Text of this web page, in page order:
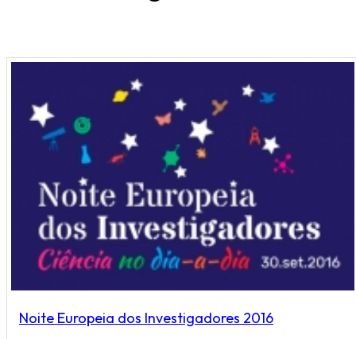
Noite Europeia dos Investigadores 2016